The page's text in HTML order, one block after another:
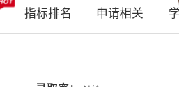
指标排名 申请相关